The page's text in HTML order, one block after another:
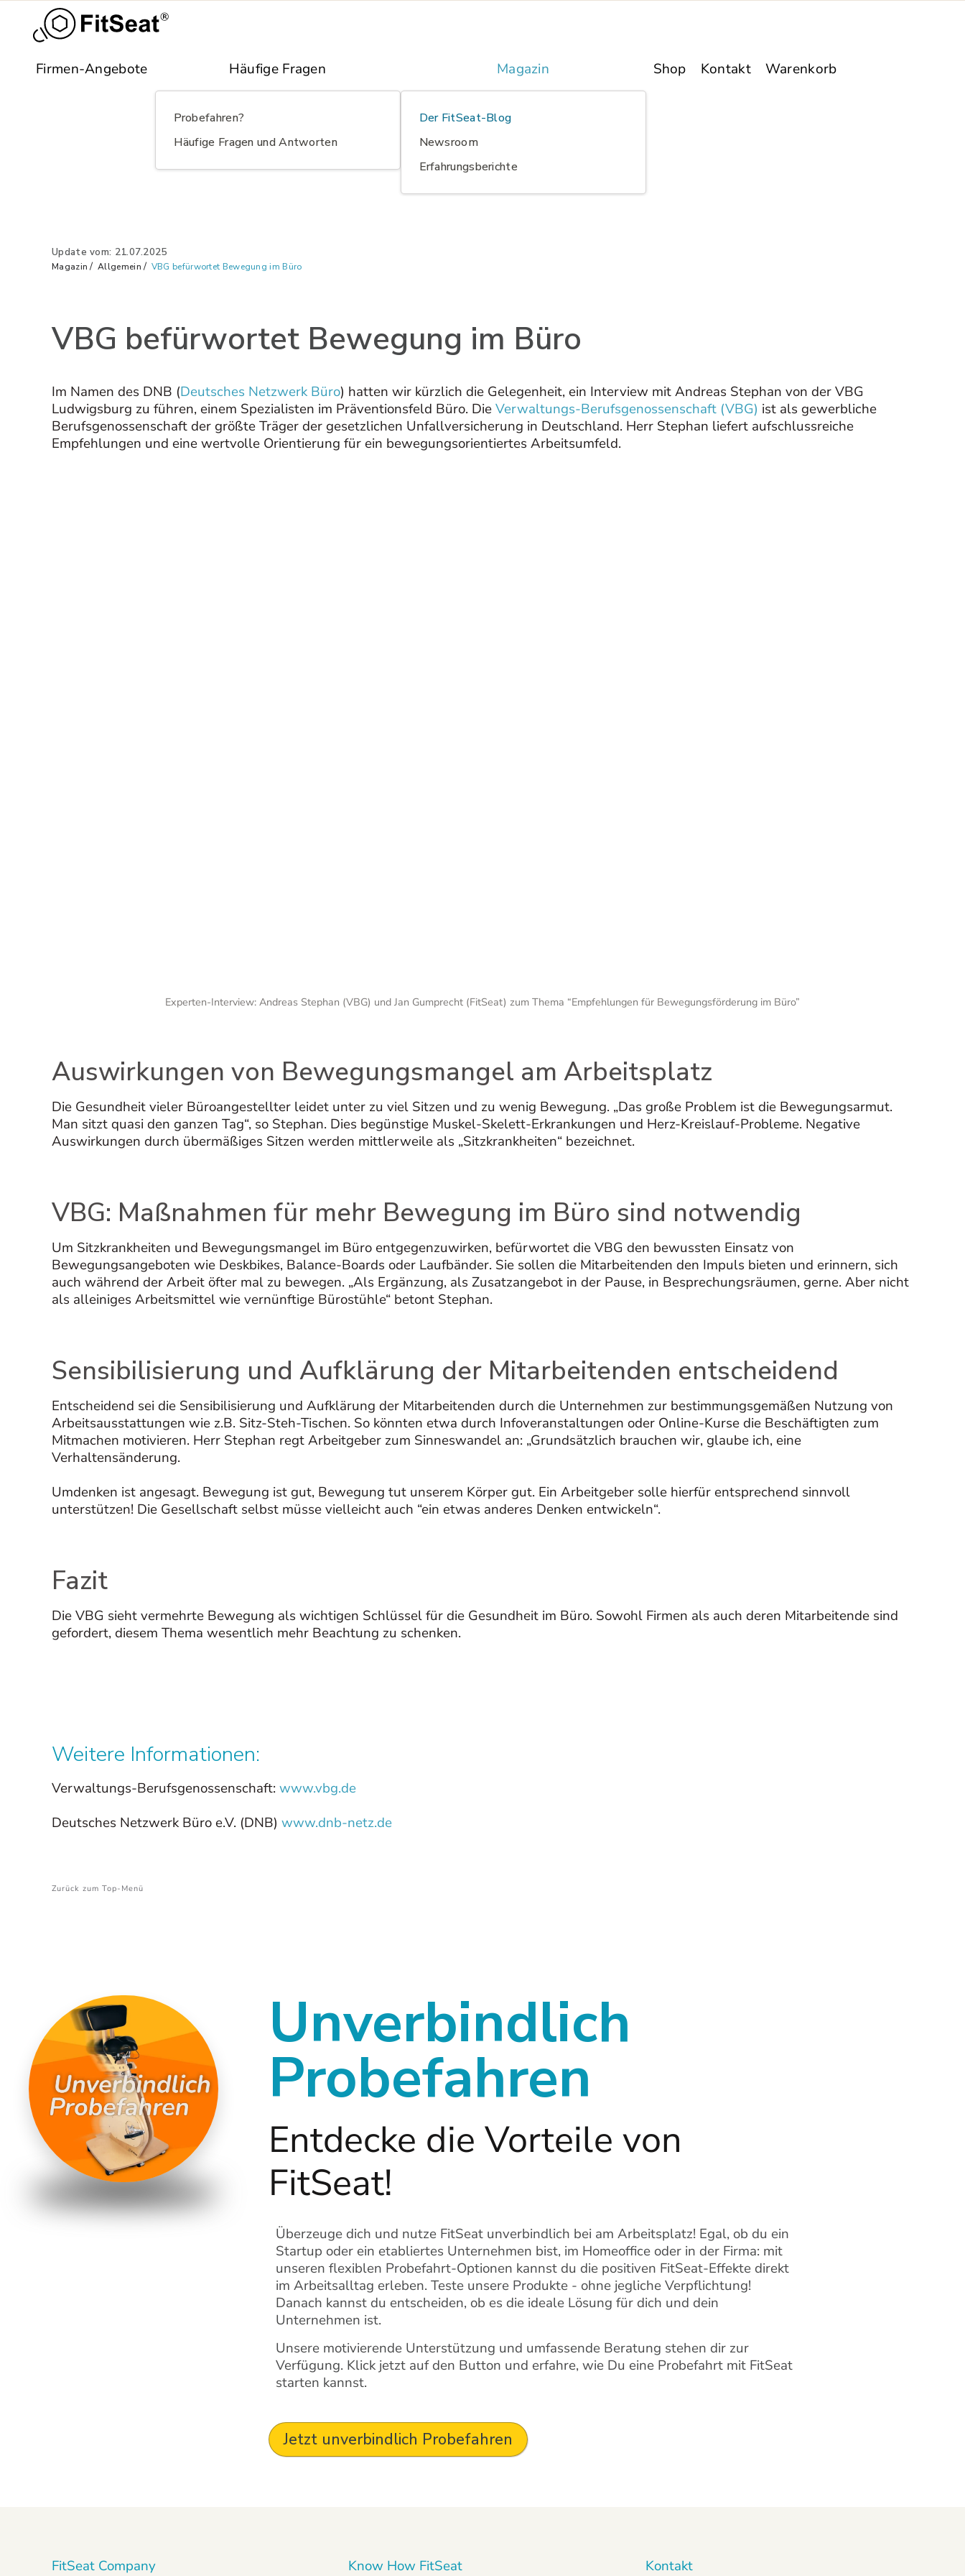
Skip to main content
Firmen-Angebote Häufige Fragen
Probefahren?
Häufige Fragen und Antworten
Magazin
Der FitSeat-Blog
Newsroom
Erfahrungsberichte
Shop Kontakt Warenkorb
Update vom: 21.07.2025
Magazin Allgemein VBG befürwortet Bewegung im Büro
VBG befürwortet Bewegung im Büro
Im Namen des DNB (Deutsches Netzwerk Büro) hatten wir kürzlich die Gelegenheit, ein Interview mit Andreas Stephan von der VBG
Ludwigsburg zu führen, einem Spezialisten im Präventionsfeld Büro. DieVerwaltungs-Berufsgenossenschaft (VBG) ist als gewerbliche
Berufsgenossenschaft der größte Träger der gesetzlichen Unfallversicherung in Deutschland. Herr Stephan liefert aufschlussreiche
Empfehlungen und eine wertvolle Orientierung für ein bewegungsorientiertes Arbeitsumfeld.
Experten-Interview: Andreas Stephan (VBG) und Jan Gumprecht (FitSeat) zum Thema “Empfehlungen für Bewegungsförderung im Büro”
Auswirkungen von Bewegungsmangel am Arbeitsplatz
Die Gesundheit vieler Büroangestellter leidet unter zu viel Sitzen und zu wenig Bewegung. „Das große Problem ist die Bewegungsarmut.
Man sitzt quasi den ganzen Tag“, so Stephan. Dies begünstige Muskel-Skelett-Erkrankungen und Herz-Kreislauf-Probleme. Negative
Auswirkungen durch übermäßiges Sitzen werden mittlerweile als „Sitzkrankheiten“ bezeichnet.
VBG: Maßnahmen für mehr Bewegung im Büro sind notwendig
Um Sitzkrankheiten und Bewegungsmangel im Büro entgegenzuwirken, befürwortet die VBG den bewussten Einsatz von
Bewegungsangeboten wie Deskbikes, Balance-Boards oder Laufbänder. Sie sollen die Mitarbeitenden den Impuls bieten und erinnern, sich
auch während der Arbeit öfter mal zu bewegen. „Als Ergänzung, als Zusatzangebot in der Pause, in Besprechungsräumen, gerne. Aber nicht
als alleiniges Arbeitsmittel wie vernünftige Bürostühle“ betont Stephan.
Sensibilisierung und Aufklärung der Mitarbeitenden entscheidend
Entscheidend sei die Sensibilisierung und Aufklärung der Mitarbeitenden durch die Unternehmen zur bestimmungsgemäßen Nutzung von
Arbeitsausstattungen wie z.B. Sitz-Steh-Tischen. So könnten etwa durch Infoveranstaltungen oder Online-Kurse die Beschäftigten zum
Mitmachen motivieren. Herr Stephan regt Arbeitgeber zum Sinneswandel an: „Grundsätzlich brauchen wir, glaube ich, eine
Verhaltensänderung.
Umdenken ist angesagt. Bewegung ist gut, Bewegung tut unserem Körper gut. Ein Arbeitgeber solle hierfür entsprechend sinnvoll
unterstützen! Die Gesellschaft selbst müsse vielleicht auch “ein etwas anderes Denken entwickeln“.
Fazit
Die VBG sieht vermehrte Bewegung als wichtigen Schlüssel für die Gesundheit im Büro. Sowohl Firmen als auch deren Mitarbeitende sind
gefordert, diesem Thema wesentlich mehr Beachtung zu schenken.
Weitere Informationen:
Verwaltungs-Berufsgenossenschaft: www.vbg.de
Deutsches Netzwerk Büro e.V. (DNB) www.dnb-netz.de
Zurück zum Top-Menü
Unverbindlich
Probefahren
Entdecke die Vorteile von
FitSeat!
Überzeuge dich und nutze FitSeat unverbindlich bei am Arbeitsplatz! Egal, ob du ein
Startup oder ein etabliertes Unternehmen bist, im Homeoffice oder in der Firma: mit
unseren flexiblen Probefahrt-Optionen kannst du die positiven FitSeat-Effekte direkt
im Arbeitsalltag erleben. Teste unsere Produkte - ohne jegliche Verpflichtung!
Danach kannst du entscheiden, ob es die ideale Lösung für dich und dein
Unternehmen ist.
Unsere motivierende Unterstützung und umfassende Beratung stehen dir zur
Verfügung. Klick jetzt auf den Button und erfahre, wie Du eine Probefahrt mit FitSeat
starten kannst.
Jetzt unverbindlich Probefahren
FitSeat Company Know How FitSeat Kontakt